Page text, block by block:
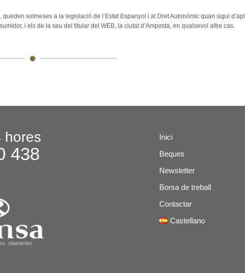
sotmeses a la legislació de l’Estat Espanyol i al Dret Autonòmic quan sigui
i els de la seu del titular del WEB, la ciutat d’Amposta, en qualsevol altre cas.
hores
438
Inici
Beques
Newsletter
Borsa de treball
Contactar
Castellano